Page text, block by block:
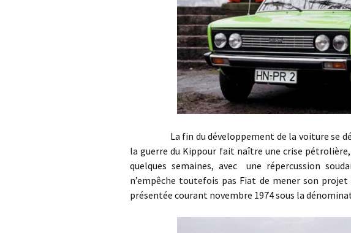
La fin du développement de la voiture se
la guerre du Kippour fait naître une crise
quelques semaines, avec une répercussion
n’empêche toutefois pas Fiat de mener son
présentée courant novembre 1974 sous la